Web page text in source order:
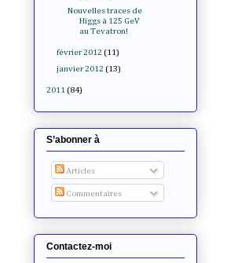
Nouvelles traces de
Higgs à 125 GeV
au Tevatron!
février 2012 (11)
janvier 2012 (13)
2011 (84)
S’abonner à
Articles
Commentaires
Contactez-moi